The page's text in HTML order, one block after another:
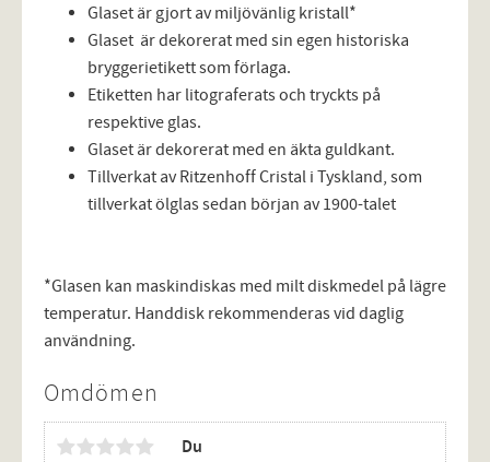
Glaset är gjort av miljövänlig kristall*
Glaset är dekorerat med sin egen historiska
bryggerietikett som förlaga.
Etiketten har litograferats och tryckts på
respektive glas.
Glaset är dekorerat med en äkta guldkant.
Tillverkat av Ritzenhoff Cristal i Tyskland, som
tillverkat ölglas sedan början av 1900-talet
*Glasen kan maskindiskas med milt diskmedel på lägre
temperatur. Handdisk rekommenderas vid daglig
användning.
Omdömen
Du